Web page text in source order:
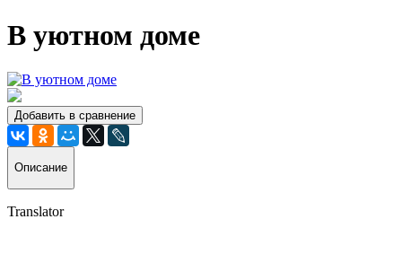
В уютном доме
Добавить в сравнение
Описание
Translator